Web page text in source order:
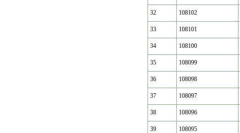
32 108102
33 108101
34 108100
35 108099
36 108098
37 108097
38 108096
39 108095